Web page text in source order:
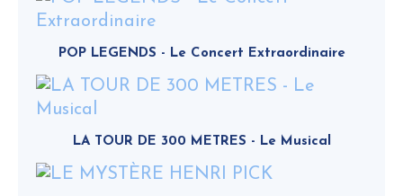
POP LEGENDS - Le Concert Extraordinaire
LA TOUR DE 300 METRES - Le Musical